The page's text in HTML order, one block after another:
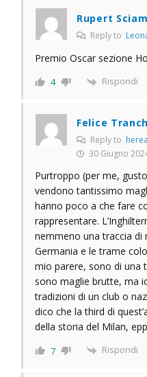
Rupert
Reply to
Premio Oscar sezione
4 Rispondi
Felice
Reply to
30 Giugno
Purtroppo (per me,
vendono tantissimo
hanno poco a che fare
rappresentare.
nemmeno una traccia di
Germania e le trame
mio parere, sono di una
sono maglie brutte, ma
tradizioni di un club o
dico che la third di
della storia del Milan,
7 Rispondi